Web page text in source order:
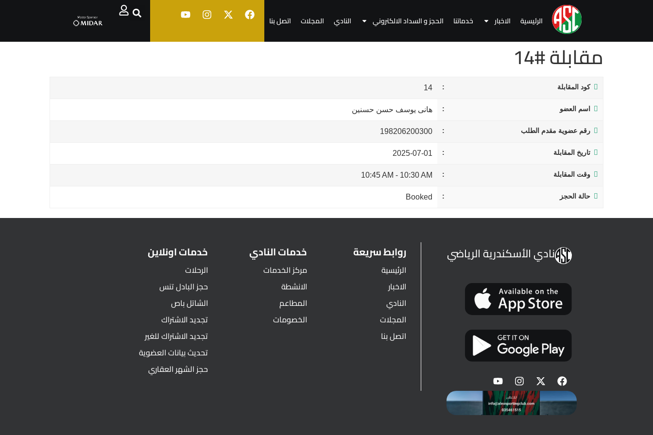
الرئيسية الاخبار خدماتنا الحجز و السداد الالكتروني النادي المجلات اتصل بنا
مقابلة #14
كود المقابلة 14
اسم العضو هانى يوسف حسن حسنين
رقم عضوية مقدم الطلب 198206200300
تاريخ المقابلة 2025-07-01
وقت المقابلة 10:30 AM
-
10:45 AM
حالة الحجز Booked
نادي الأسكندرية الرياضي روابط سريعة
الرئيسية
الاخبار
النادي
المجلات
اتصل بنا
خدمات النادي
مركز الخدمات
الانشطة
المطاعم
الخصومات
خدمات اونلاين
الرحلات
حجز البادل تنس
الشاتل باص
تجديد الاشتراك
تجديد الاشتراك للغير
تحديث بيانات العضوية
حجز الشهر العقاري